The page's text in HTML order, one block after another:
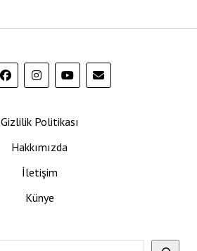
Gizlilik Politikası
Hakkımızda
İletişim
Künye